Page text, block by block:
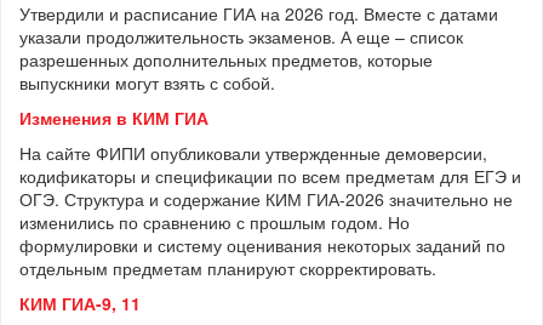
Утвердили и расписание ГИА на 2026 год. Вместе с датами
указали продолжительность экзаменов. А еще – список
разрешенных дополнительных предметов, которые
выпускники могут взять с собой.
Изменения в КИМ ГИА
На сайте ФИПИ опубликовали утвержденные демоверсии,
кодификаторы и спецификации по всем предметам для ЕГЭ и
ОГЭ. Структура и содержание КИМ ГИА-2026 значительно не
изменились по сравнению с прошлым годом. Но
формулировки и систему оценивания некоторых заданий по
отдельным предметам планируют скорректировать.
КИМ ГИА-9, 11